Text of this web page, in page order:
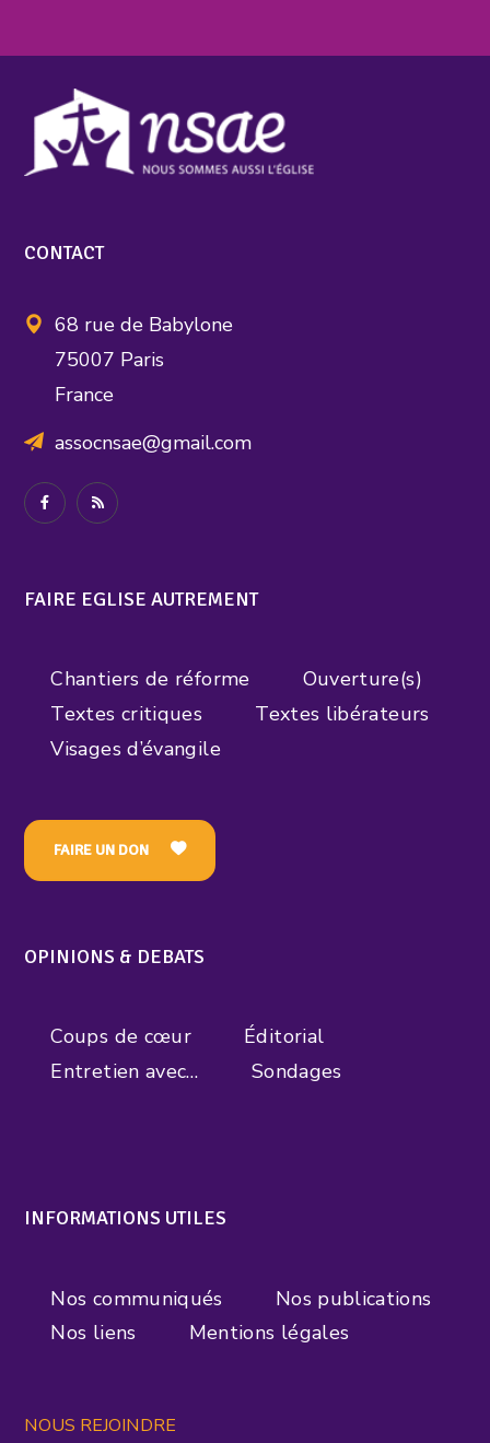
CONTACT
68 rue de Babylone
75007 Paris
France
assocnsae@gmail.com
FAIRE EGLISE AUTREMENT
Chantiers de réforme
Ouverture(s)
Textes critiques
Textes libérateurs
Visages d’évangile
FAIRE UN DON
OPINIONS & DEBATS
Coups de cœur
Éditorial
Entretien avec…
Sondages
INFORMATIONS UTILES
Nos communiqués
Nos publications
Nos liens
Mentions légales
NOUS REJOINDRE